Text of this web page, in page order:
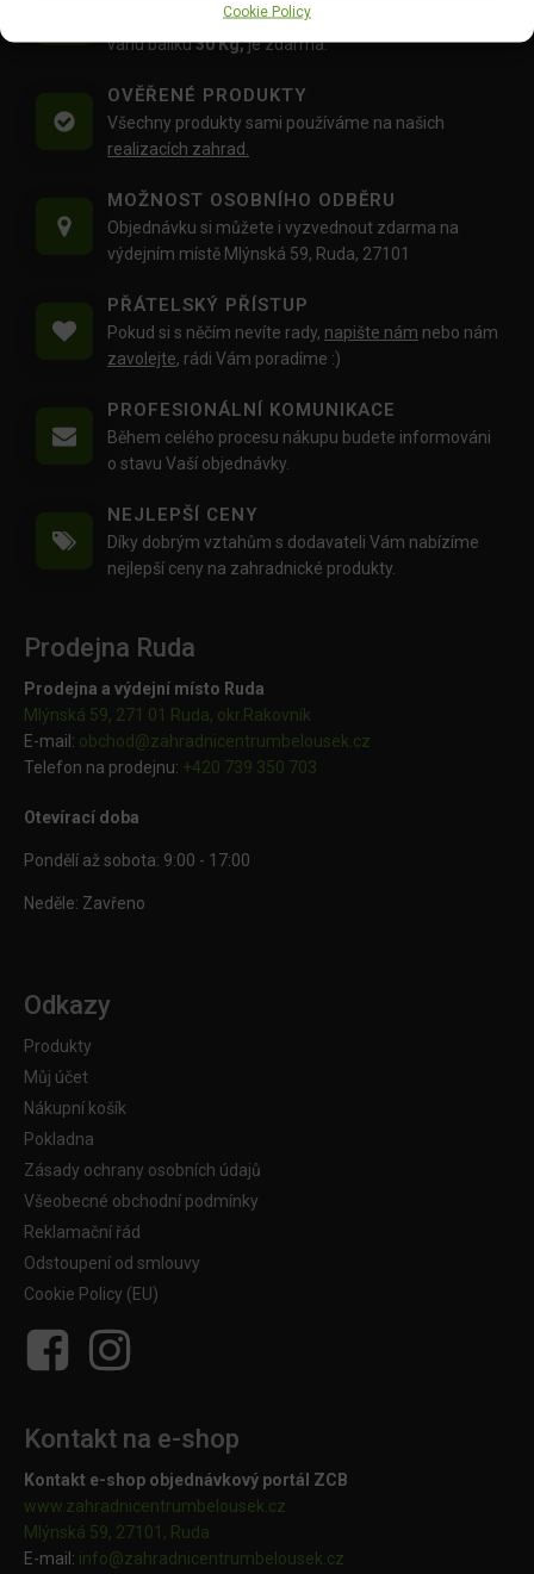
Cookie Policy
Doprava objednávekod 1500 Kč,
váhu balíku30 Kg,je zdarma.
OVĚŘENÉ PRODUKTY
Všechny produkty sami používáme na našich
realizacích zahrad.
MOŽNOST OSOBNÍHO ODBĚRU
Objednávku si můžete i vyzvednout zdarma na
výdejním místě Mlýnská 59, Ruda, 27101
PŘÁTELSKÝ PŘÍSTUP
Pokud si s něčím nevíte rady, napište nám nebo nám
zavolejte, rádi Vám poradíme :)
PROFESIONÁLNÍ KOMUNIKACE
Během celého procesu nákupu budete informováni
o stavu Vaší objednávky.
NEJLEPŠÍ CENY
Díky dobrým vztahům s dodavateli Vám nabízíme
nejlepší ceny na zahradnické produkty.
Prodejna Ruda
Prodejna a výdejní místo Ruda
Mlýnská 59, 271 01 Ruda, okr.Rakovník
E-mail: obchod@zahradnicentrumbelousek.cz
Telefon na prodejnu: +420 739 350 703
Otevírací doba
Pondělí až sobota: 9:00 - 17:00
Neděle: Zavřeno
Odkazy
Produkty
Můj účet
Nákupní košík
Pokladna
Zásady ochrany osobních údajů
Všeobecné obchodní podmínky
Reklamační řád
Odstoupení od smlouvy
Cookie Policy (EU)
Kontakt na e-shop
Kontakt e-shop objednávkový portál ZCB
www.zahradnicentrumbelousek.cz
Mlýnská 59, 27101, Ruda
E-mail: info@zahradnicentrumbelousek.cz